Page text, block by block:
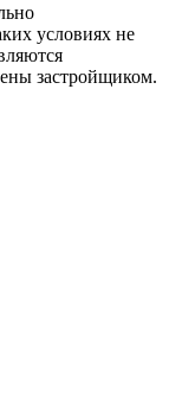
условиях не
застройщиком.